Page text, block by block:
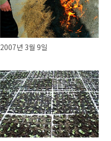
2007년 3월 9일